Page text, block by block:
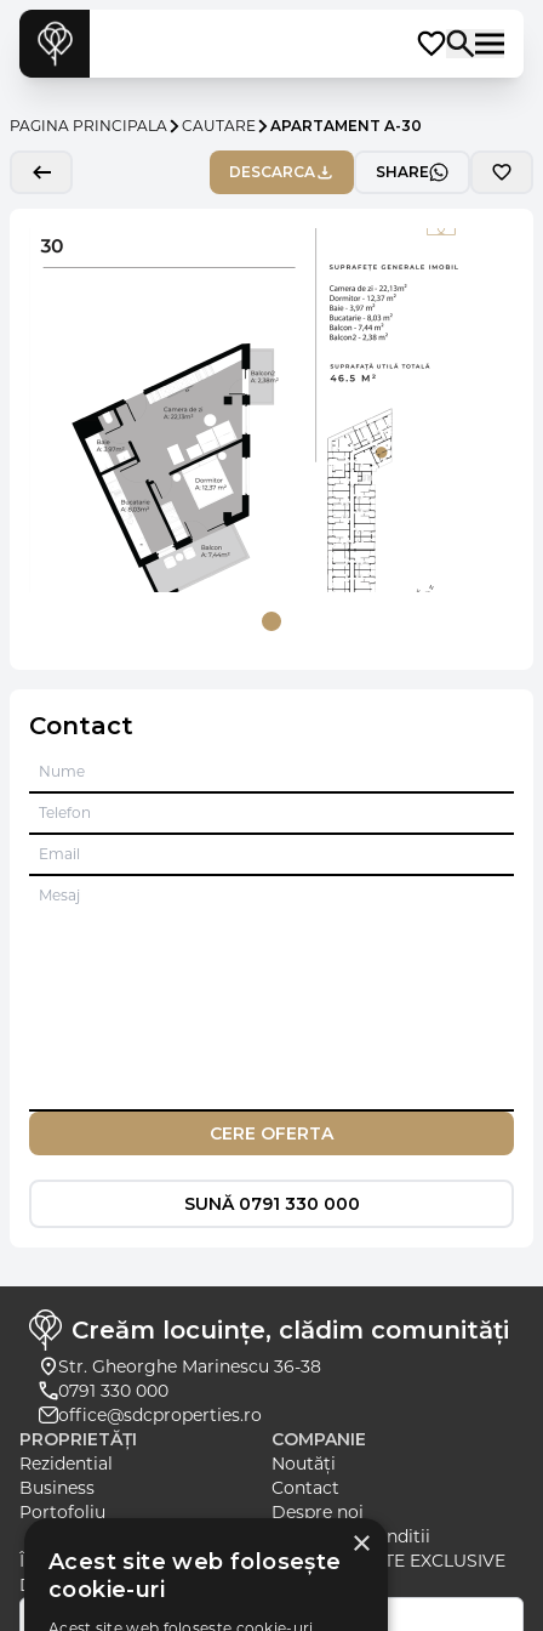
PAGINA PRINCIPALA CAUTARE APARTAMENT A-30
DESCARCA SHARE
Contact
CERE OFERTA
SUNĂ 0791 330 000
Creăm locuințe, clădim comunități
Str. Gheorghe Marinescu 36-38
0791 330 000
office@sdcproperties.ro
PROPRIETĂȚI
Rezidential
Business
Portofoliu
COMPANIE
Noutăți
Contact
Despre noi
Termeni si Conditii
ÎNSCRIE-TE PENTRU A PRIMI ȘTIRI ȘI OFERTE EXCLUSIVE
DESPRE CELE MAI RECENTE LANSĂRI
×
Acest site web folosește
cookie-uri